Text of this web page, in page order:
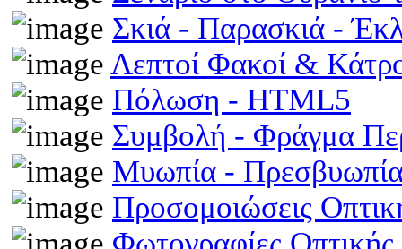
Σκιά - Παρασκιά -
Λεπτοί Φακοί &
Πόλωση - HTML5
Συμβολή - Φράγμα
Μυωπία -
Προσομοιώσεις